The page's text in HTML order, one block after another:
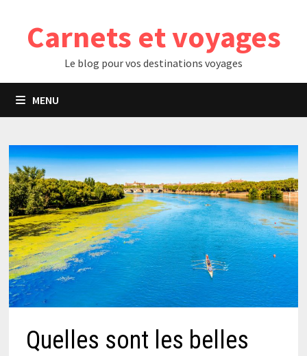
contenuCarnets et voyages
Le blog pour vos destinations voyages
MENU
Quelles sont les belles